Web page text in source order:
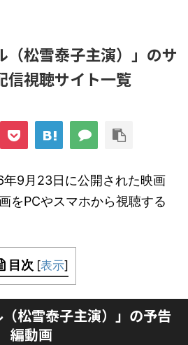
（松雪泰子主演）」のサ
信視聴サイト一覧
9月23日に公開された映画
をPCやスマホから視聴する
目次 [表示]
松雪泰子主演）」の予告
編動画